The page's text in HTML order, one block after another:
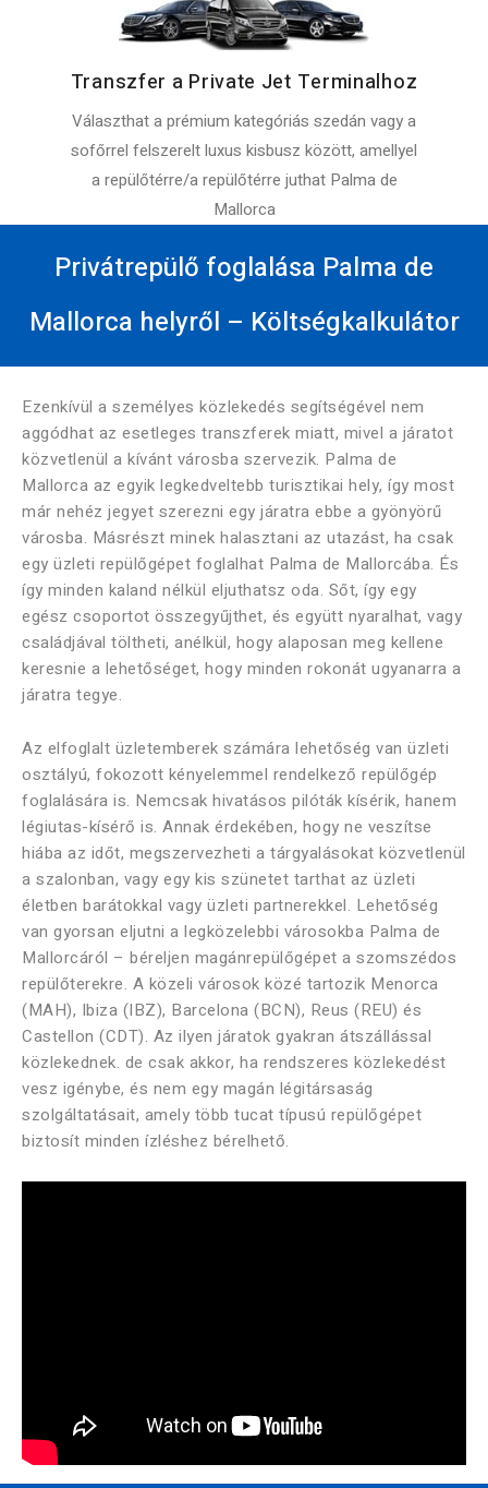
Transzfer a Private Jet Terminalhoz
Választhat a prémium kategóriás szedán vagy a
sofőrrel felszerelt luxus kisbusz között, amellyel
a repülőtérre/a repülőtérre juthat Palma de
Mallorca
Privátrepülő foglalása Palma de
Mallorca helyről – Költségkalkulátor
Ezenkívül a személyes közlekedés segítségével nem
aggódhat az esetleges transzferek miatt, mivel a járatot
közvetlenül a kívánt városba szervezik. Palma de
Mallorca az egyik legkedveltebb turisztikai hely, így most
már nehéz jegyet szerezni egy járatra ebbe a gyönyörű
városba. Másrészt minek halasztani az utazást, ha csak
egy üzleti repülőgépet foglalhat Palma de Mallorcába. És
így minden kaland nélkül eljuthatsz oda. Sőt, így egy
egész csoportot összegyűjthet, és együtt nyaralhat, vagy
családjával töltheti, anélkül, hogy alaposan meg kellene
keresnie a lehetőséget, hogy minden rokonát ugyanarra a
járatra tegye.
Az elfoglalt üzletemberek számára lehetőség van üzleti
osztályú, fokozott kényelemmel rendelkező repülőgép
foglalására is. Nemcsak hivatásos pilóták kísérik, hanem
légiutas-kísérő is. Annak érdekében, hogy ne veszítse
hiába az időt, megszervezheti a tárgyalásokat közvetlenül
a szalonban, vagy egy kis szünetet tarthat az üzleti
életben barátokkal vagy üzleti partnerekkel. Lehetőség
van gyorsan eljutni a legközelebbi városokba Palma de
Mallorcáról – béreljen magánrepülőgépet a szomszédos
repülőterekre. A közeli városok közé tartozik Menorca
(MAH), Ibiza (IBZ), Barcelona (BCN), Reus (REU) és
Castellon (CDT). Az ilyen járatok gyakran átszállással
közlekednek. de csak akkor, ha rendszeres közlekedést
vesz igénybe, és nem egy magán légitársaság
szolgáltatásait, amely több tucat típusú repülőgépet
biztosít minden ízléshez bérelhető.